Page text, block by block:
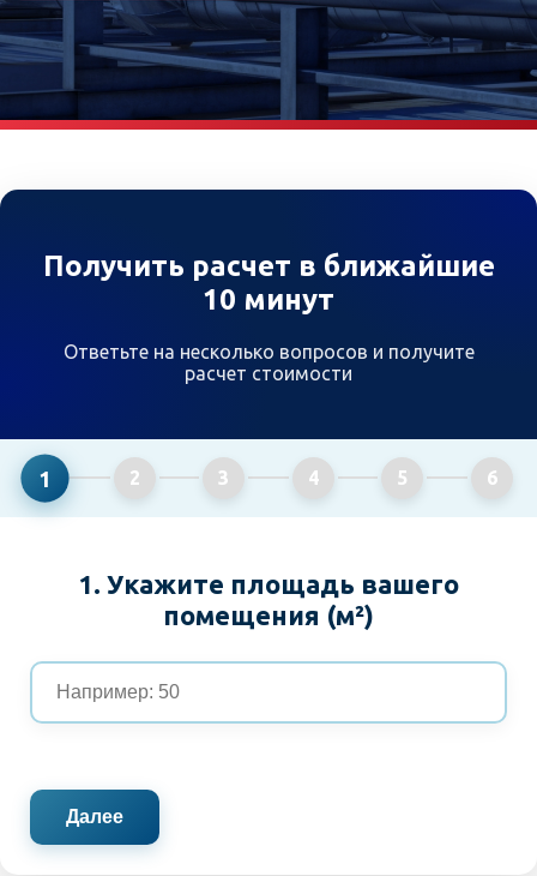
Получить расчет в ближайшие
10 минут
Ответьте на несколько вопросов и получите
расчет стоимости
1 2 3 4 5 6
1. Укажите площадь вашего
помещения (м²)
Далее